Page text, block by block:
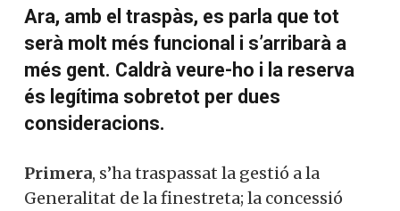
Ara, amb el traspàs, es parla que tot
serà molt més funcional i s’arribarà a
més gent. Caldrà veure-ho i la reserva
és legítima sobretot per dues
consideracions.
Primera, s’ha traspassat la gestió a la
Generalitat de la finestreta; la concessió